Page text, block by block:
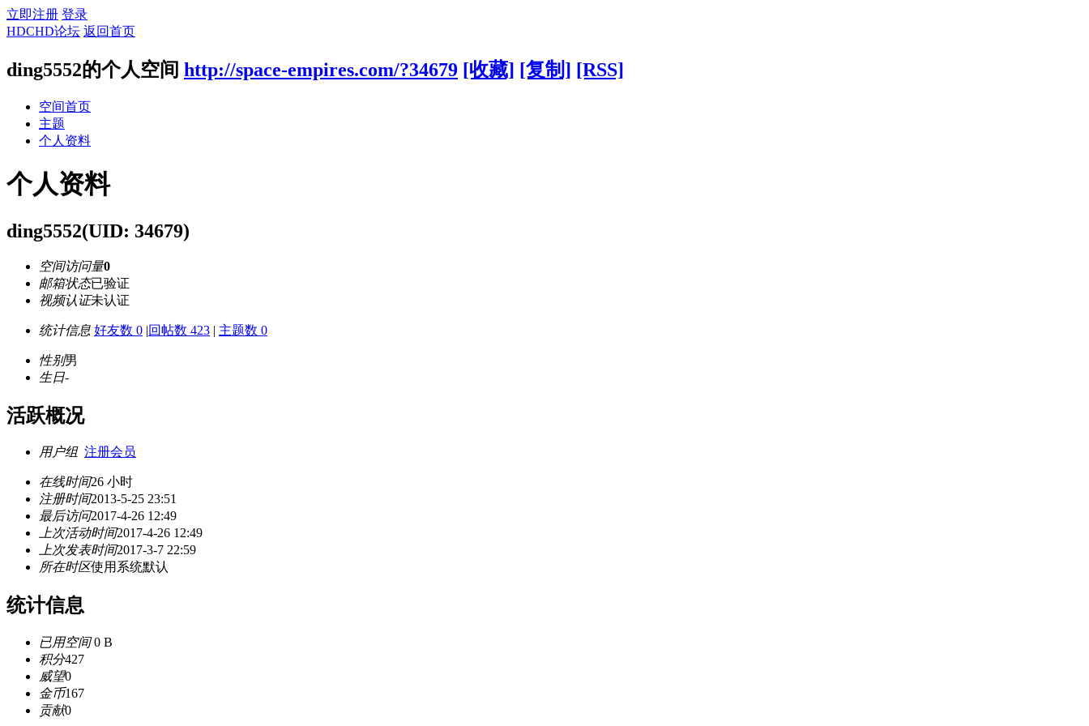
立即注册 登录
HDCHD论坛 返回首页
ding5552的个人空间 http://space-empires.com/?34679 [收藏] [复制] [RSS]
空间首页
主题
个人资料
个人资料
ding5552(UID: 34679)
空间访问量0
邮箱状态已验证
视频认证未认证
统计信息 好友数 0 |回帖数 423 | 主题数 0
性别男
生日-
活跃概况
用户组 注册会员
在线时间26 小时
注册时间2013-5-25 23:51
最后访问2017-4-26 12:49
上次活动时间2017-4-26 12:49
上次发表时间2017-3-7 22:59
所在时区使用系统默认
统计信息
已用空间0 B
积分427
威望0
金币167
贡献0